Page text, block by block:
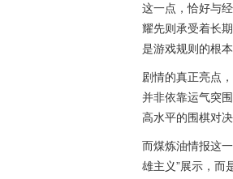
这一点，恰好与
耀先则承受着长
是游戏规则的根
剧情的真正亮点
并非依靠运气突
高水平的围棋对
而煤炼油情报这
雄主义”展示，而